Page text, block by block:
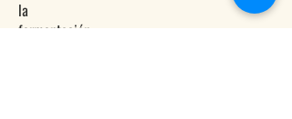
la
fermentación,